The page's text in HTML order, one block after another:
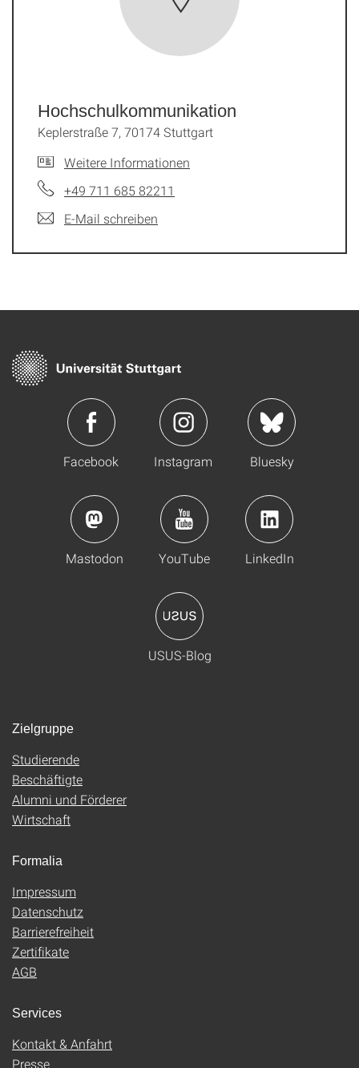
Hochschulkommunikation
Keplerstraße 7, 70174 Stuttgart
Weitere Informationen
+49 711 685 82211
E-Mail schreiben
Facebook Instagram Bluesky
Mastodon YouTube LinkedIn
USUS-Blog
Zielgruppe
Studierende
Beschäftigte
Alumni und Förderer
Wirtschaft
Formalia
Impressum
Datenschutz
Barrierefreiheit
Zertifikate
AGB
Services
Kontakt & Anfahrt
Presse